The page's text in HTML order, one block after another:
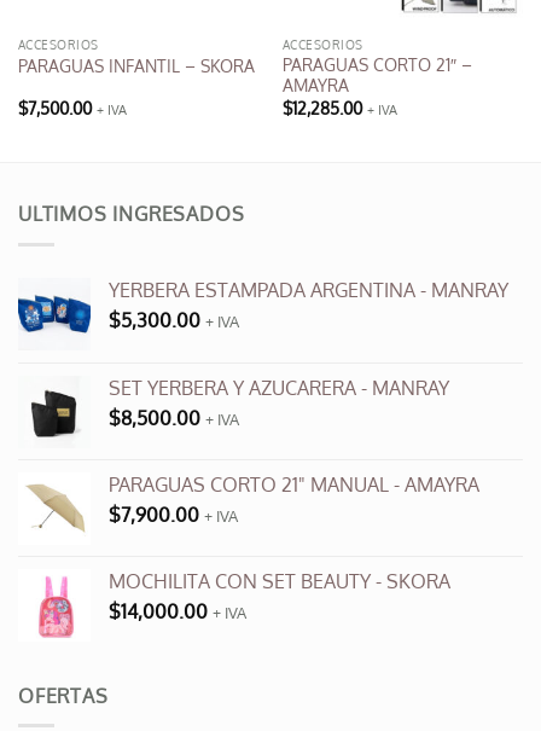
ACCESORIOS
PARAGUAS INFANTIL – SKORA
$7,500.00 + IVA
ACCESORIOS
PARAGUAS CORTO 21″ –
AMAYRA
$12,285.00 + IVA
opciones
en
producto
ULTIMOS INGRESADOS
YERBERA ESTAMPADA ARGENTINA - MANRAY
$5,300.00 + IVA
SET YERBERA Y AZUCARERA - MANRAY
$8,500.00 + IVA
PARAGUAS CORTO 21" MANUAL - AMAYRA
$7,900.00 + IVA
MOCHILITA CON SET BEAUTY - SKORA
$14,000.00 + IVA
OFERTAS